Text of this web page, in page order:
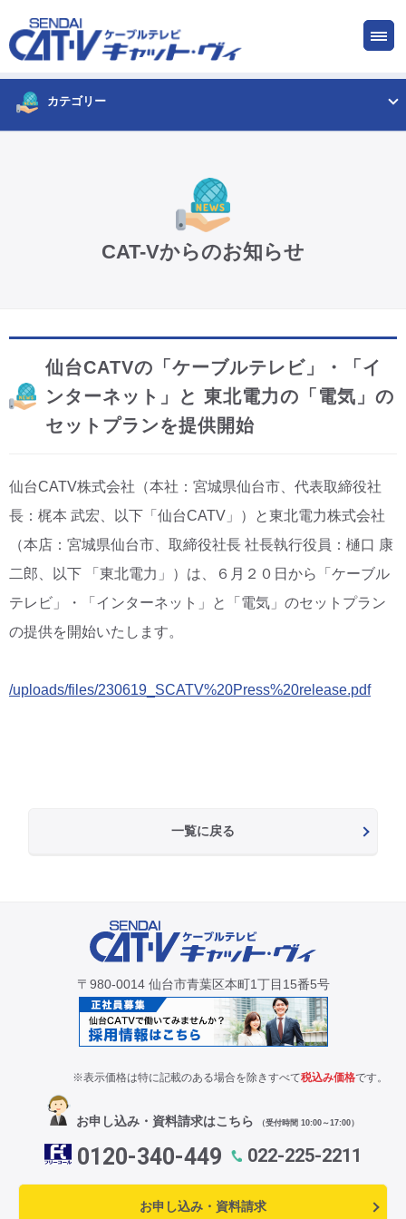
カテゴリー
CAT-Vからのお知らせ
仙台CATVの「ケーブルテレビ」・「イ
ンターネット」と 東北電力の「電気」の
セットプランを提供開始
仙台CATV株式会社（本社：宮城県仙台市、代表取締役社
長：梶本 武宏、以下「仙台CATV」）と東北電力株式会社
（本店：宮城県仙台市、取締役社長 社長執行役員：樋口 康
二郎、以下 「東北電力」）は、６月２０日から「ケーブル
テレビ」・「インターネット」と「電気」のセットプラン
の提供を開始いたします。
/uploads/files/230619_SCATV%20Press%20release.pdf
一覧に戻る
〒980-0014 仙台市青葉区本町1丁目15番5号
※表示価格は特に記載のある場合を除きすべて税込み価格です。
お申し込み・資料請求はこちら （受付時間 10:00～17:00）
0120-340-449 022-225-2211
お申し込み・資料請求
お申し込み
ご検討中の方
サービス
サービスエリア